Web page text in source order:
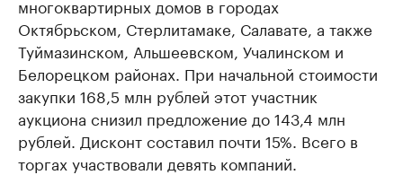
многоквартирных домов в городах
Октябрьском, Стерлитамаке, Салавате, а также
Туймазинском, Альшеевском, Учалинском и
Белорецком районах. При начальной стоимости
закупки 168,5 млн рублей этот участник
аукциона снизил предложение до 143,4 млн
рублей. Дисконт составил почти 15%. Всего в
торгах участвовали девять компаний.